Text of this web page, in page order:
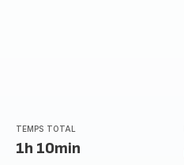
TEMPS TOTAL
1h 10min